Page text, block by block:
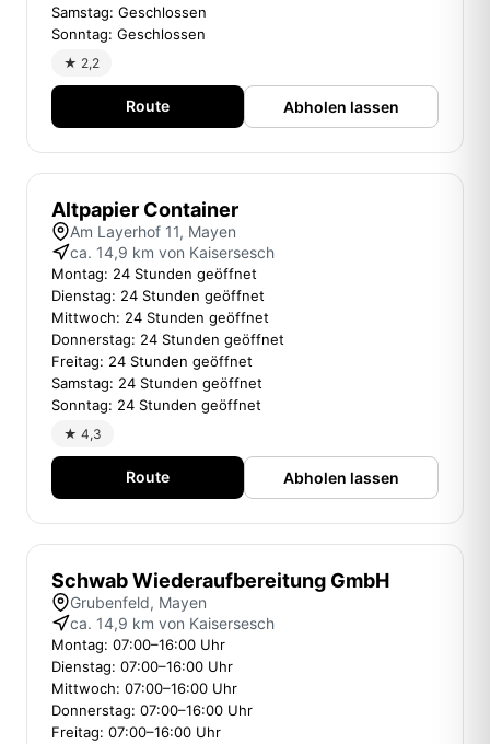
Samstag: Geschlossen
Sonntag: Geschlossen
★ 2,2
Route Abholen lassen
Altpapier Container
Am Layerhof 11, Mayen
ca. 14,9 km von Kaisersesch
Montag: 24 Stunden geöffnet
Dienstag: 24 Stunden geöffnet
Mittwoch: 24 Stunden geöffnet
Donnerstag: 24 Stunden geöffnet
Freitag: 24 Stunden geöffnet
Samstag: 24 Stunden geöffnet
Sonntag: 24 Stunden geöffnet
★ 4,3
Route Abholen lassen
Schwab Wiederaufbereitung GmbH
Grubenfeld, Mayen
ca. 14,9 km von Kaisersesch
Montag: 07:00–16:00 Uhr
Dienstag: 07:00–16:00 Uhr
Mittwoch: 07:00–16:00 Uhr
Donnerstag: 07:00–16:00 Uhr
Freitag: 07:00–16:00 Uhr